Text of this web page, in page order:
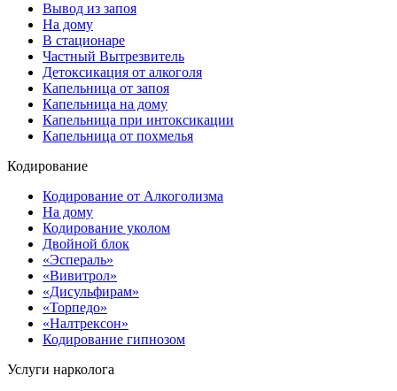
Вывод из запоя
На дому
В стационаре
Частный Вытрезвитель
Детоксикация от алкоголя
Капельница от запоя
Капельница на дому
Капельница при интоксикации
Капельница от похмелья
Кодирование
Кодирование от Алкоголизма
На дому
Кодирование уколом
Двойной блок
«Эспераль»
«Вивитрол»
«Дисульфирам»
«Торпедо»
«Налтрексон»
Кодирование гипнозом
Услуги нарколога